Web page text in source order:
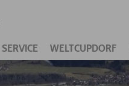
SERVICE WELTCUPDORF